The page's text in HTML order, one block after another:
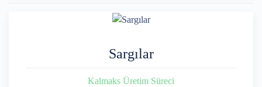
Sargılar
Kalmaks Üretim Süreci